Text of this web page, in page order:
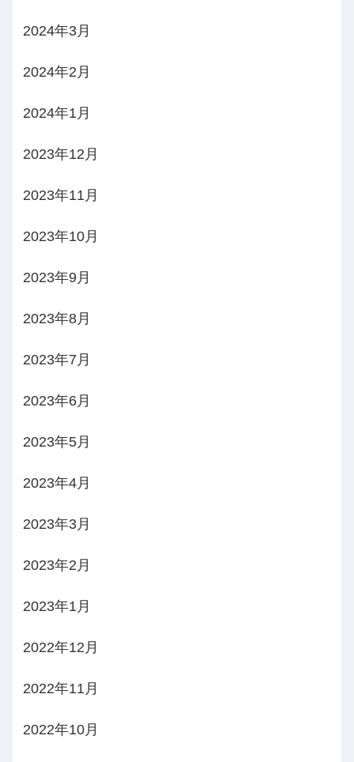
2024年3月
2024年2月
2024年1月
2023年12月
2023年11月
2023年10月
2023年9月
2023年8月
2023年7月
2023年6月
2023年5月
2023年4月
2023年3月
2023年2月
2023年1月
2022年12月
2022年11月
2022年10月